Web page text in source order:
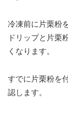
冷凍前に片栗粉
ドリップと片栗
くなります。
すでに片栗粉を
認します。